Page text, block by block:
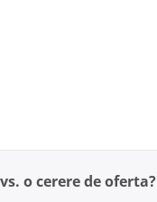
o cerere de oferta?